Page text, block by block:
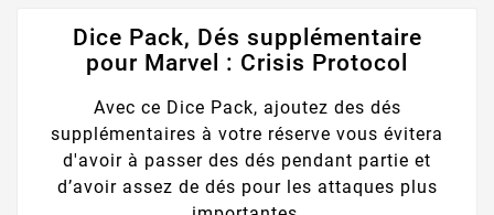
Dice Pack, Dés supplémentaire
pour Marvel : Crisis Protocol
Avec ce Dice Pack, ajoutez des dés
supplémentaires à votre réserve vous évitera
d'avoir à passer des dés pendant partie et
d’avoir assez de dés pour les attaques plus